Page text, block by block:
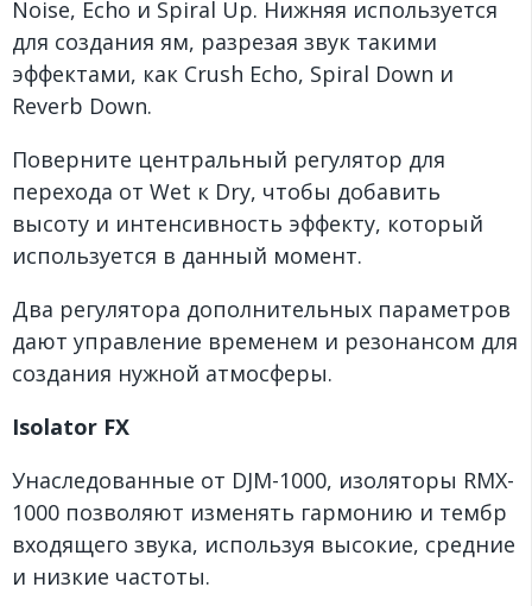
Noise, Echo и Spiral Up. Нижняя используется
для создания ям, разрезая звук такими
эффектами, как Crush Echo, Spiral Down и
Reverb Down.
Поверните центральный регулятор для
перехода от Wet к Dry, чтобы добавить
высоту и интенсивность эффекту, который
используется в данный момент.
Два регулятора дополнительных параметров
дают управление временем и резонансом для
создания нужной атмосферы.
Isolator FX
Унаследованные от DJM-1000, изоляторы RMX-
1000 позволяют изменять гармонию и тембр
входящего звука, используя высокие, средние
и низкие частоты.